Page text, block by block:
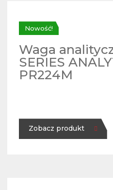
Nowość!
Waga
SERIES
PR224M
Zobacz produkt